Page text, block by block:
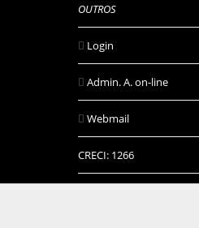
OUTROS
Login
Admin. A. on-line
Webmail
CRECI: 1266